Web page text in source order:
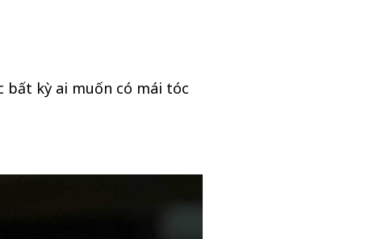
bất kỳ ai muốn có mái tóc